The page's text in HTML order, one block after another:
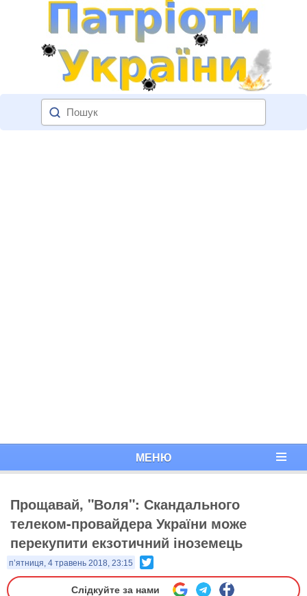
МЕНЮ
Прощавай, "Воля": Скандального
телеком-провайдера України може
перекупити екзотичний іноземець
п’ятниця, 4 травень 2018, 23:15
Слідкуйте за нами